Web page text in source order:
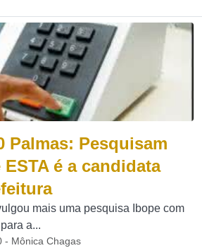
Palmas: Pesquisam
é a candidata
mais uma pesquisa Ibope com
a...
- Mônica Chagas